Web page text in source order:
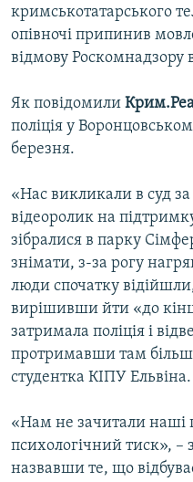
кримськотатарського
опівночі припинив
відмову Роскомнадзору
Як повідомили
поліція у
березня.
«Нас викликали в суд
відеоролик на
зібралися в парку
знімати, з-за рогу
люди спочатку
вирішивши йти «до
затримала поліція і
протримавши там
студентка КІПУ Ельвіна.
«Нам не зачитали наші
психологічний тиск», –
назвавши те, що